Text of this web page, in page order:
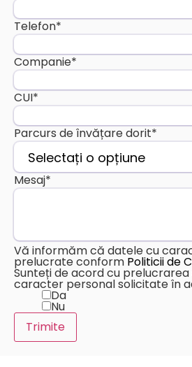
Telefon*
Companie*
CUI*
Parcurs de învățare dorit*
Mesaj*
Vă informăm că datele cu
prelucrate conform Politicii de
Sunteți de acord cu
caracter personal solicitate în
Da
Nu